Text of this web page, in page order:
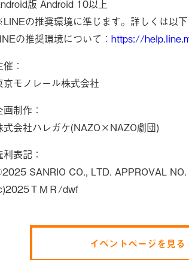
版 Android 10以上
の推奨環境に準じます。詳しくは以下
の推奨環境について： https://
催：
京モノレール株式会社
画制作：
式会社ハレガケ(NAZO×NAZO劇団)
利表記：
SANRIO CO., LTD. APPROVAL
ＴＭＲ/dwf
イベントページを見